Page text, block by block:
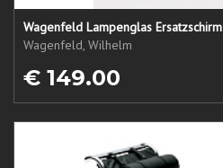
Wagenfeld Lampenglas Ersatzschirm
Wagenfeld, Wilhelm
€ 149.00